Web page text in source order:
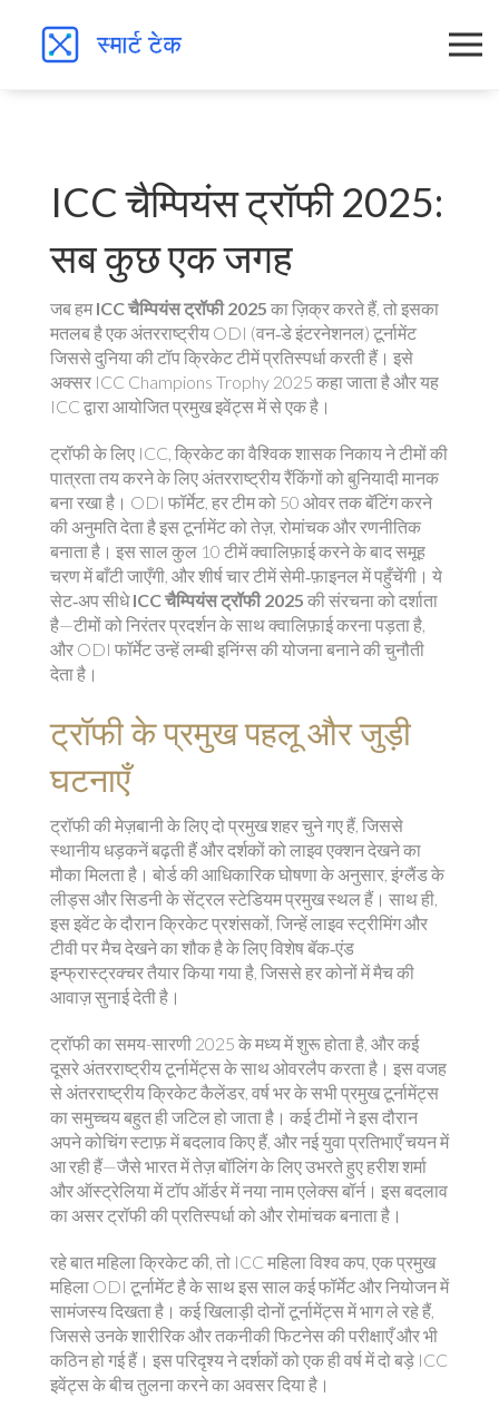
ICC चैम्पियंस ट्रॉफी 2025:
सब कुछ एक जगह
जब हमICC चैम्पियंस ट्रॉफी 2025 का ज़िक्र करते हैं, तो इसका
मतलब है एक अंतरराष्ट्रीय ODI (वन‑डे इंटरनेशनल) टूर्नामेंट
जिससे दुनिया की टॉप क्रिकेट टीमें प्रतिस्पर्धा करती हैं। इसे
अक्सर ICC Champions Trophy 2025 कहा जाता है और यह
ICC द्वारा आयोजित प्रमुख इवेंट्स में से एक है।
ट्रॉफी के लिए ICC, क्रिकेट का वैश्विक शासक निकायने टीमों की
पात्रता तय करने के लिए अंतरराष्ट्रीय रैंकिंगों को बुनियादी मानक
बना रखा है। ODI फॉर्मेट, हर टीम को 50 ओवर तक बॅटिंग करने
की अनुमति देता हैइस टूर्नामेंट को तेज़, रोमांचक और रणनीतिक
बनाता है। इस साल कुल 10 टीमें क्वालिफ़ाई करने के बाद समूह
चरण में बाँटी जाएँगी, और शीर्ष चार टीमें सेमी‑फ़ाइनल में पहुँचेंगी। ये
सेट‑अप सीधेICC चैम्पियंस ट्रॉफी 2025 की संरचना को दर्शाता
है—टीमों को निरंतर प्रदर्शन के साथ क्वालिफ़ाई करना पड़ता है,
और ODI फॉर्मेट उन्हें लम्बी इनिंग्स की योजना बनाने की चुनौती
देता है।
ट्रॉफी के प्रमुख पहलू और जुड़ी
घटनाएँ
ट्रॉफी की मेज़बानी के लिए दो प्रमुख शहर चुने गए हैं, जिससे
स्थानीय धड़कनें बढ़ती हैं और दर्शकों को लाइव एक्शन देखने का
मौका मिलता है। बोर्ड की आधिकारिक घोषणा के अनुसार, इंग्लैंड के
लीड्स और सिडनी के सेंट्रल स्टेडियम प्रमुख स्थल हैं। साथ ही,
इस इवेंट के दौरानक्रिकेट प्रशंसकों, जिन्हें लाइव स्ट्रीमिंग और
टीवी पर मैच देखने का शौक हैके लिए विशेष बॅक‑एंड
इन्फ्रास्ट्रक्चर तैयार किया गया है, जिससे हर कोनों में मैच की
आवाज़ सुनाई देती है।
ट्रॉफी का समय-सारणी 2025 के मध्य में शुरू होता है, और कई
दूसरे अंतरराष्ट्रीय टूर्नामेंट्स के साथ ओवरलैप करता है। इस वजह
सेअंतरराष्ट्रीय क्रिकेट कैलेंडर, वर्ष भर के सभी प्रमुख टूर्नामेंट्स
का समुच्चयबहुत ही जटिल हो जाता है। कई टीमों ने इस दौरान
अपने कोचिंग स्टाफ़ में बदलाव किए हैं, और नई युवा प्रतिभाएँ चयन में
आ रही हैं—जैसे भारत में तेज़ बॉलिंग के लिए उभरते हुए हरीश शर्मा
और ऑस्ट्रेलिया में टॉप ऑर्डर में नया नाम एलेक्स बॉर्न। इस बदलाव
का असर ट्रॉफी की प्रतिस्पर्धा को और रोमांचक बनाता है।
रहे बात महिला क्रिकेट की, तो ICC महिला विश्व कप, एक प्रमुख
महिला ODI टूर्नामेंट हैके साथ इस साल कई फॉर्मेट और नियोजन में
सामंजस्य दिखता है। कई खिलाड़ी दोनों टूर्नामेंट्स में भाग ले रहे हैं,
जिससे उनके शारीरिक और तकनीकी फिटनेस की परीक्षाएँ और भी
कठिन हो गई हैं। इस परिदृश्य ने दर्शकों को एक ही वर्ष में दो बड़े ICC
इवेंट्स के बीच तुलना करने का अवसर दिया है।